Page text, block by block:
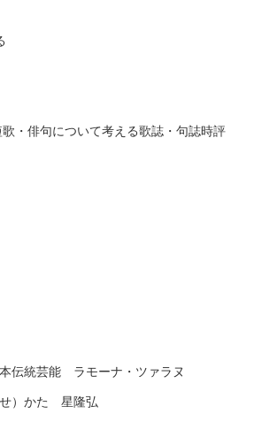
・俳句について考える歌誌・句誌時評
伝統芸能 ラモーナ・ツァラヌ
）かた 星隆弘